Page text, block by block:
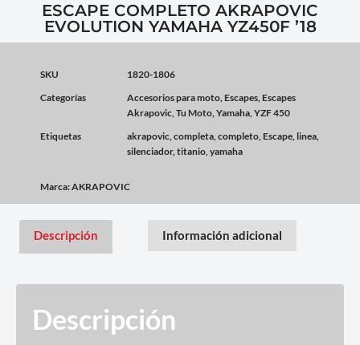
ESCAPE COMPLETO AKRAPOVIC
EVOLUTION YAMAHA YZ450F ’18
SKU
1820-1806
Categorías
Accesorios para moto, Escapes, Escapes
Akrapovic,Tu Moto,Yamaha,YZF 450
Etiquetas
akrapovic,completa,completo, Escape, linea,
silenciador,titanio,yamaha
Marca:AKRAPOVIC
Descripción Información adicional
Descripción